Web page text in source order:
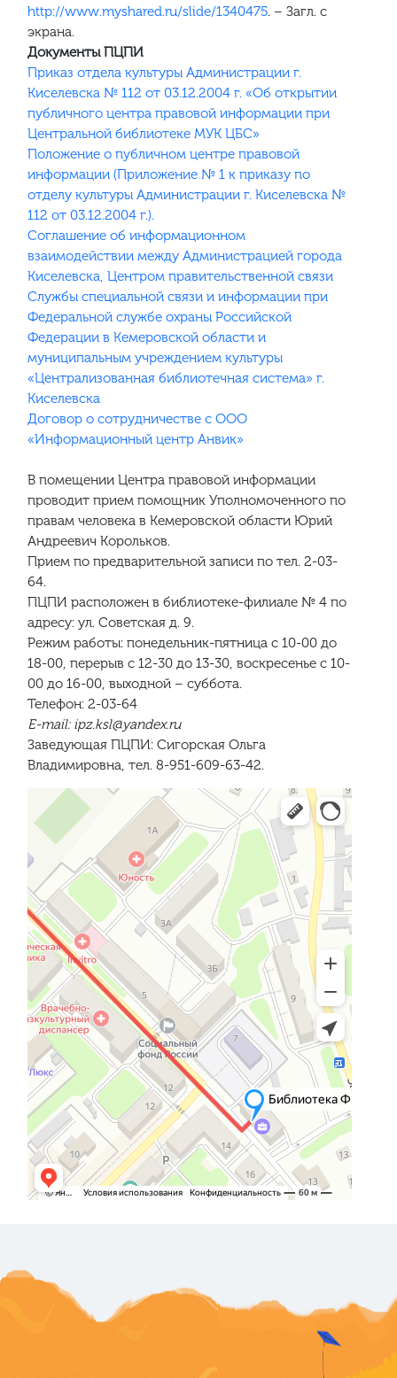
http://www.myshared.ru/slide/1340475. – Загл. с
экрана.
Документы ПЦПИ
Приказ отдела культуры Администрации г.
Киселевска № 112 от 03.12.2004 г. «Об открытии
публичного центра правовой информации при
Центральной библиотеке МУК ЦБС»
Положение о публичном центре правовой
информации (Приложение № 1 к приказу по
отделу культуры Администрации г. Киселевска №
112 от 03.12.2004 г.).
Соглашение об информационном
взаимодействии между Администрацией города
Киселевска, Центром правительственной связи
Службы специальной связи и информации при
Федеральной службе охраны Российской
Федерации в Кемеровской области и
муниципальным учреждением культуры
«Централизованная библиотечная система» г.
Киселевска
Договор о сотрудничестве с ООО
«Информационный центр Анвик»
В помещении Центра правовой информации
проводит прием помощник Уполномоченного по
правам человека в Кемеровской области Юрий
Андреевич Корольков.
Прием по предварительной записи по тел. 2-03-
64.
ПЦПИ расположен в библиотеке-филиале № 4 по
адресу: ул. Советская д. 9.
Режим работы: понедельник-пятница с 10-00 до
18-00, перерыв с 12-30 до 13-30, воскресенье с 10-
00 до 16-00, выходной – суббота.
Телефон: 2-03-64
E-mail: ipz.ksl@yandex.ru
Заведующая ПЦПИ: Сигорская Ольга
Владимировна, тел. 8-951-609-63-42.